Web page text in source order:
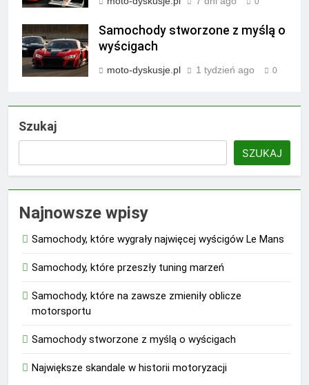
Samochody stworzone z myślą o
wyścigach
moto-dyskusje.pl 1 tydzień ago 0
Szukaj
SZUKAJ
Najnowsze wpisy
Samochody, które wygrały najwięcej wyścigów Le Mans
Samochody, które przeszły tuning marzeń
Samochody, które na zawsze zmieniły oblicze
motorsportu
Samochody stworzone z myślą o wyścigach
Największe skandale w historii motoryzacji